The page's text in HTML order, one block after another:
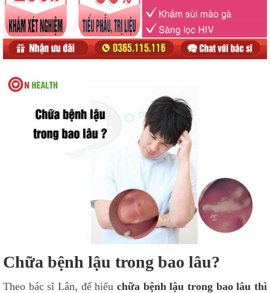
Chữa bệnh lậu trong bao lâu?
Theo bác sĩ Lân, để hiểu chữa bệnh lậu trong bao lâu thì